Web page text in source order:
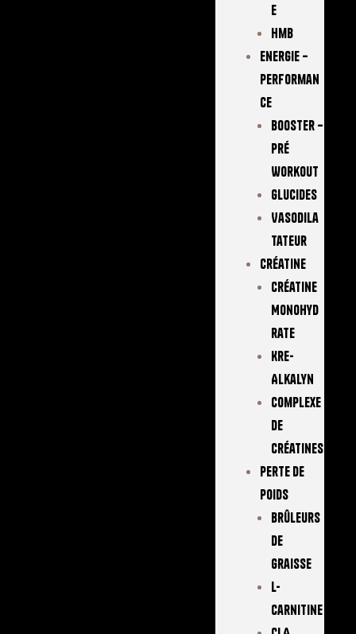
E
Hmb
Energie –
Performan
Ce
Booster –
Pré
Workout
Glucides
Vasodila
Tateur
Créatine
Créatine
Monohyd
Rate
Kre-
Alkalyn
Complexe
De
Créatines
Perte De
Poids
Brûleurs
De
Graisse
L-
Carnitine